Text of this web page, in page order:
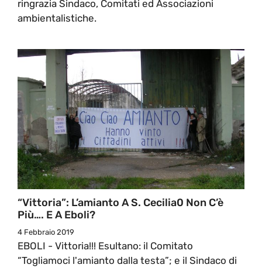
ringrazia Sindaco, Comitati ed Associazioni
ambientalistiche.
“Vittoria”: L’amianto A S. Cecilia0 Non C’è
Più…. E A Eboli?
4 Febbraio 2019
EBOLI - Vittoria!!! Esultano: il Comitato
“Togliamoci l'amianto dalla testa”; e il Sindaco di